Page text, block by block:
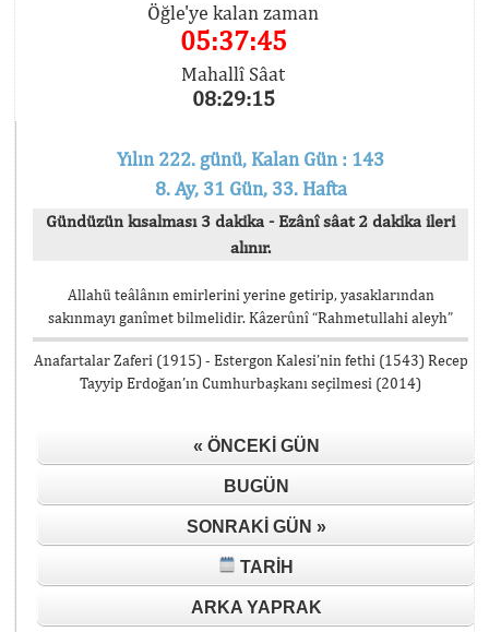
Öğle'ye kalan zaman
05:37:44
Mahallî Sâat
08:29:16
Yılın 222. günü, Kalan Gün : 143
8. Ay, 31 Gün, 33. Hafta
Gündüzün kısalması 3 dakika - Ezânî sâat 2 dakika ileri
alınır.
Allahü teâlânın emirlerini yerine getirip, yasaklarından
sakınmayı ganîmet bilmelidir. Kâzerûnî “Rahmetullahi aleyh”
Anafartalar Zaferi (1915) - Estergon Kalesi’nin fethi (1543) Recep
Tayyip Erdoğan’ın Cumhurbaşkanı seçilmesi (2014)
« ÖNCEKI GÜN
BUGÜN
SONRAKI GÜN »
TARIH
ARKA YAPRAK